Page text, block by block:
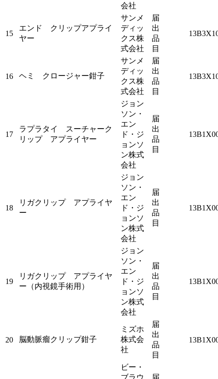
会社
15
エンド クリップアプライ
ヤー
サンメ
ディッ
クス株
式会社
届
出
品
目
16 ヘミ クロージャー鉗子
サンメ
ディッ
クス株
式会社
届
出
品
目
17
ラプラタイ スーチャーク
リップ アプライヤー
ジョン
ソン・
エン
ド・ジ
ョンソ
ン株式
会社
届
出
品
目
18
リガクリップ アプライヤ
ー
ジョン
ソン・
エン
ド・ジ
ョンソ
ン株式
会社
届
出
品
目
19
リガクリップ アプライヤ
ー（内視鏡手術用）
ジョン
ソン・
エン
ド・ジ
ョンソ
ン株式
会社
届
出
品
目
20 脳動脈瘤クリップ鉗子
ミズホ
株式会
社
届
出
品
目
ビー・
ブラウ
届